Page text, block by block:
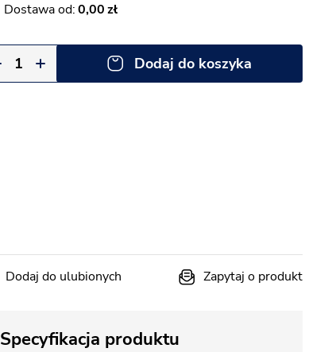
Dostawa od:0,00
Dodaj do koszyka
Dodaj do ulubionych Zapytaj o produkt
Specyfikacja produktu